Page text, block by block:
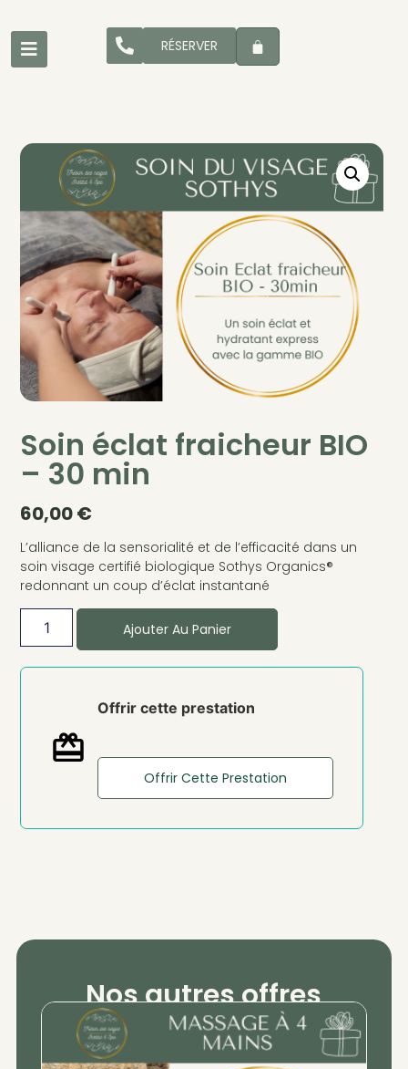
RÉSERVER
Soin éclat fraicheur BIO
– 30 min
60,00€
L’alliance de la sensorialité et de l’efficacité dans un
soin visage certifié biologique Sothys Organics®
redonnant un coup d’éclat instantané
Ajouter Au Panier
Offrir cette prestation
Offrir Cette Prestation
Nos autres offres